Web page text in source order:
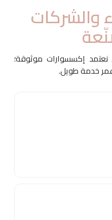
والشركات
إكسسوارات موثوقة؛
خدمة طويل.